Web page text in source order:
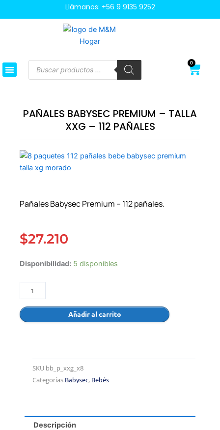
al
Llámanos: +56 9 9135 9252
Búsqueda
productos
0
Cart
PAÑALES BABYSEC PREMIUM – TALLA
XXG – 112 PAÑALES
Pañales Babysec Premium – 112 pañales.
$27.210
Disponibilidad: 5 disponibles
Pañales
Premium
–
Talla
XXG
Pañales
cantidad
Añadir al carrito
SKU bb_p_xxg_x8
Categorías Babysec, Bebés
Descripción